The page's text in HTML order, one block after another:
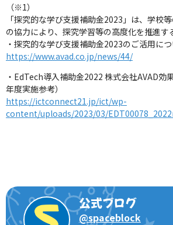
（※1）
「探究的な学び支援補助金2023」は、学校
の協力により、探究学習等の高度化を推進す
・探究的な学び支援補助金2023のご活用につ
https://www.avad.co.jp/news/44/
・EdTech導入補助金2022 株式会社AVAD効
年度実施参考）
https://ictconnect21.jp/ict/wp-
content/uploads/2023/03/
公式ブログ
@spaceblock